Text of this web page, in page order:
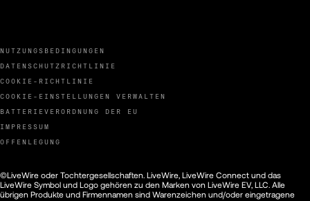
NUTZUNGSBEDINGUNGEN
DATENSCHUTZRICHTLINIE
COOKIE-RICHTLINIE
COOKIE-EINSTELLUNGEN VERWALTEN
BATTERIEVERORDNUNG DER EU
IMPRESSUM
OFFENLEGUNG
©LiveWire oder Tochtergesellschaften. LiveWire, LiveWire Connect und das
LiveWire Symbol und Logo gehören zu den Marken von LiveWire EV, LLC. Alle
übrigen Produkte und Firmennamen sind Warenzeichen und/oder eingetragene